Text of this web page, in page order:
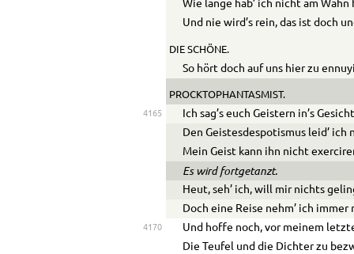
Wie lange hab’ ich nicht am
Und nie wird’s rein, das ist doch
DIE SCHÖNE.
So hört doch auf uns hier zu
PROCKTOPHANTASMIST.
4165
Ich sag’s euch Geistern in’s
Den Geistesdespotismus leid’ ich
Mein Geist kann ihn nicht
Es wird fortgetanzt.
Heut, seh’ ich, will mir nichts
Doch eine Reise nehm’ ich immer
4170
Und hoffe noch, vor meinem
Die Teufel und die Dichter zu